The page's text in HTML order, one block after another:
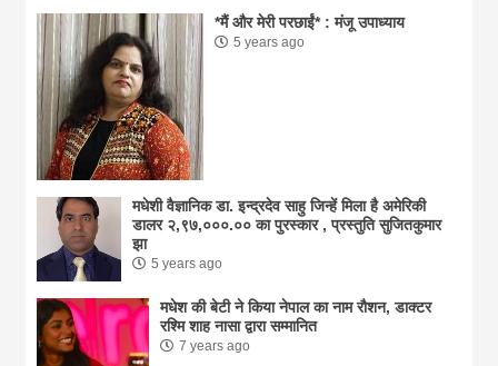
*मैं और मेरी परछाईं* : मंजू उपाध्याय
5 years ago
मधेशी वैज्ञानिक डा. इन्द्रदेव साहु जिन्हें मिला है अमेरिकी
डालर २,९७,०००.०० का पुरस्कार , प्रस्तुति सुजितकुमार
झा
5 years ago
मधेश की बेटी ने किया नेपाल का नाम राैशन, डाक्टर
रश्मि शाह नासा द्वारा सम्मानित
7 years ago